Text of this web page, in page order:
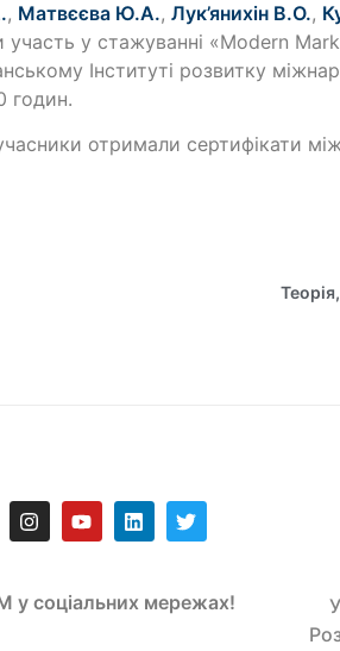
, Матвєєва Ю.А.,Лук’янихін В.О.,
участь у стажуванні «Modern
Інституті розвитку
годин.
отримали сертифікати
у соціальних мережах!